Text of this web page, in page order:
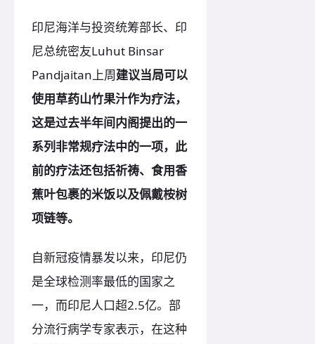
印尼海洋与投资统筹部长、印
尼总统密友Luhut Binsar
Pandjaitan上周建议当局可以
使用草药山竹果汁作为疗法，
这是过去半年间内阁提出的一
系列非常规疗法中的一项，此
前的疗法还包括祈祷、食用香
蕉叶包裹的米饭以及佩戴桉树
项链等。
自新冠疫情暴发以来，印尼仍
是全球检测率最低的国家之
一，而印尼人口超2.5亿。部
分流行病学专家表示，在这种